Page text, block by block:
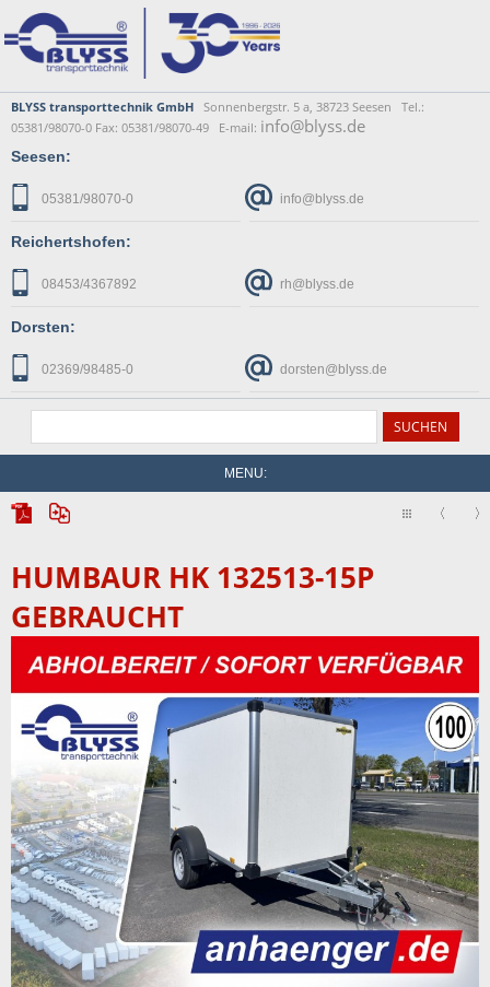
BLYSS transporttechnik GmbH Sonnenbergstr. 5 a, 38723 Seesen Tel.:
05381/98070-0 Fax: 05381/98070-49 E-mail: info@blyss.de
Seesen:
05381/98070-0 info@blyss.de
Reichertshofen:
08453/4367892 rh@blyss.de
Dorsten:
02369/98485-0 dorsten@blyss.de
MENU:
HUMBAUR HK 132513-15P
GEBRAUCHT